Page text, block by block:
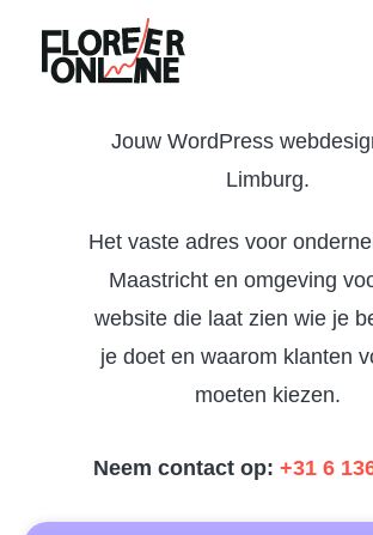
Jouw WordPress
Limburg.
Het vaste adres voor
Maastricht en omgeving
website die laat zien wie je
je doet en waarom klanten
moeten kiezen.
Neem contact op: +31 6